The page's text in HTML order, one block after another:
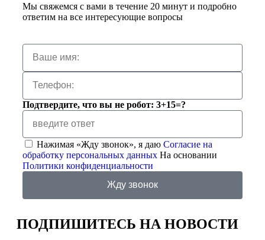
Мы свяжемся с вами в течение 20 минут и подробно
ответим на все интересующие вопросы
Подтвердите, что вы не робот: 3+15=?
Нажимая «Жду звонок», я даю Согласие на
обработку персональных данных На основании
Политики конфиденциальности
Жду звонок
ПОДПИШИТЕСЬ НА НОВОСТИ